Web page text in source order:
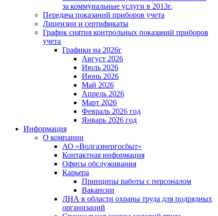
за коммунальные услуги в 2013г.
Передача показаний приборов учета
Лицензии и сертификаты
График снятия контрольных показаний приборов
учета
Графики на 2026г
Август 2026
Июль 2026
Июнь 2026
Май 2026
Апрель 2026
Март 2026
Февраль 2026 год
Январь 2026 год
Информация
О компании
АО «Волгаэнергосбыт»
Контактная информация
Офисы обслуживания
Карьера
Принципы работы с персоналом
Вакансии
ЛНА в области охраны труда для подрядных
организаций